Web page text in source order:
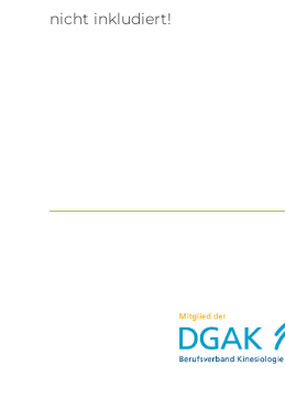
nicht inkludiert!